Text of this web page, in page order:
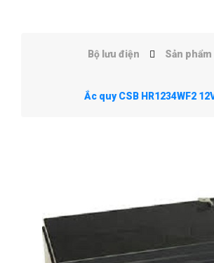
Bộ lưu điện Sản phẩm
Ắc quy CSB HR1234WF2